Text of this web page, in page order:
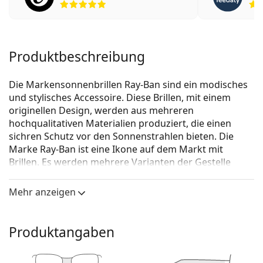
Produktbeschreibung
Die Markensonnenbrillen Ray-Ban sind ein modisches
und stylisches Accessoire. Diese Brillen, mit einem
originellen Design, werden aus mehreren
hochqualitativen Materialien produziert, die einen
sichren Schutz vor den Sonnenstrahlen bieten. Die
Marke Ray-Ban ist eine Ikone auf dem Markt mit
Brillen. Es werden mehrere Varianten der Gestelle
Welt bekannt und beliebt sind.
Mit der virtuellen Anprobefunktion von Lentiamo
können Sie herausfinden, wie Sie mit dieser
Sonnenbrille aussehen.
Mehr anzeigen
Produktangaben